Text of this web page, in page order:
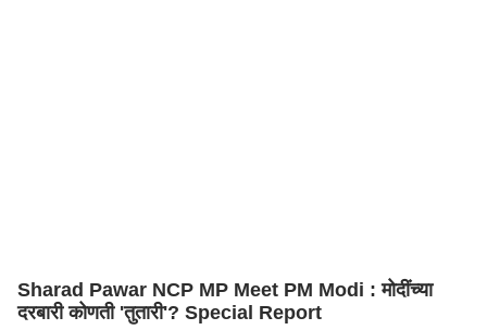
Sharad Pawar NCP MP Meet PM Modi : मोदींच्या
दरबारी कोणती 'तुतारी'? Special Report